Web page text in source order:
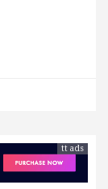
tt ads